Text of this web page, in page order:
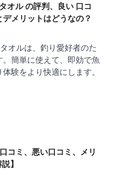
オル の評判、良い 口コ
メリットはどうなの？
オルは、釣り愛好者のた
簡単に使えて、即効で魚
験をより快適にします。
コミ、悪い口コミ、メリ
】